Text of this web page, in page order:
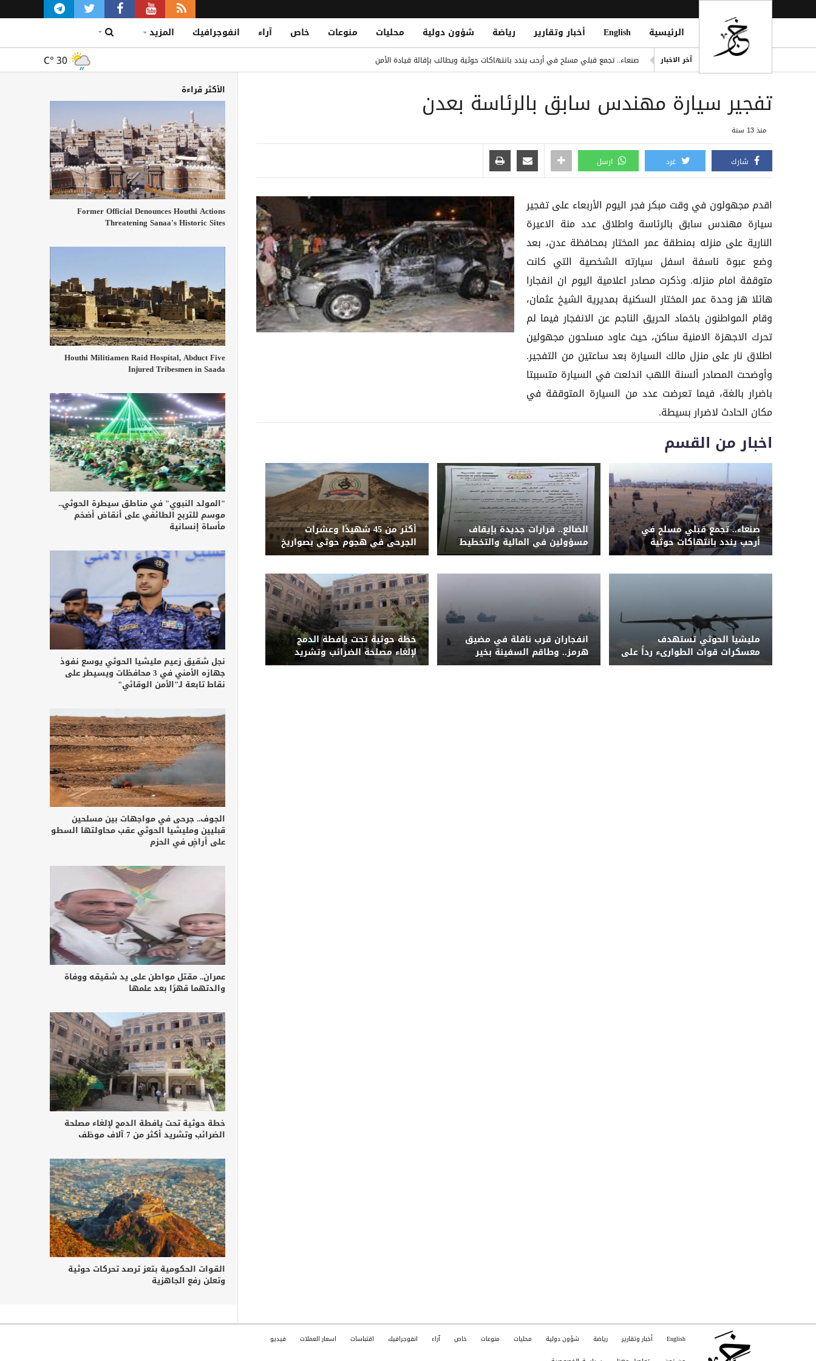
الرئيسية English أخبار وتقارير رياضة شؤون دولية محليات منوعات خاص آراء انفوجرافيك المزيد
آخر الاخبار
صنعاء.. تجمع قبلي مسلح في أرحب يندد بانتهاكات حوثية ويطالب بإقالة قيادة الأمن
الدفاع السعودية تعيّن قائداً للتحالف البحري الدفاعي متعدد الجنسيات
C° 30
تفجير سيارة مهندس سابق بالرئاسة بعدن
منذ 13 سنة
شارك غرد ارسل
اقدم مجهولون في وقت مبكر فجر اليوم الأربعاء على تفجير
سيارة مهندس سابق بالرئاسة واطلاق عدد منة الاعيرة
النارية على منزله بمنطقة عمر المختار بمحافظة عدن، بعد
وضع عبوة ناسفة اسفل سيارته الشخصية التي كانت
متوقفة امام منزله. وذكرت مصادر اعلامية اليوم ان انفجارا
هائلا هز وحدة عمر المختار السكنية بمديرية الشيخ عثمان،
وقام المواطنون باخماد الحريق الناجم عن الانفجار فيما لم
تحرك الاجهزة الامنية ساكن، حيث عاود مسلحون مجهولين
اطلاق نار على منزل مالك السيارة بعد ساعتين من التفجير.
وأوضحت المصادر ألسنة اللهب اندلعت في السيارة متسببتا
باضرار بالغة، فيما تعرضت عدد من السيارة المتوقفة في
مكان الحادث لاضرار بسيطة.
اخبار من القسم
صنعاء.. تجمع قبلي مسلح في
أرحب يندد بانتهاكات حوثية
ويطالب بإقالة قيادة الأمن
الضالع.. قرارات جديدة بإيقاف
مسؤولين في المالية والتخطيط
والخدمة المدنية والشؤون
أكثر من 45 شهيدًا وعشرات
الجرحى في هجوم حوثي بصواريخ
باليستية ومسيّرات على معسكر
مليشيا الحوثي تستهدف
معسكرات قوات الطوارىء رداً على
نجاحات أمنية
انفجاران قرب ناقلة في مضيق
هرمز.. وطاقم السفينة بخير
خطة حوثية تحت يافطة الدمج
لإلغاء مصلحة الضرائب وتشريد
أكثر من 7 آلاف موظف
الأكثر قراءة
Former Official Denounces Houthi Actions
Threatening Sanaa's Historic Sites
Houthi Militiamen Raid Hospital, Abduct Five
Injured Tribesmen in Saada
"المولد النبوي" في مناطق سيطرة الحوثي..
موسم للتربح الطائفي على أنقاض أضخم
مأساة إنسانية
نجل شقيق زعيم مليشيا الحوثي يوسع نفوذ
جهازه الأمني في 3 محافظات ويسيطر على
نقاط تابعة لـ"الأمن الوقائي"
الجوف.. جرحى في مواجهات بين مسلحين
قبليين ومليشيا الحوثي عقب محاولتها السطو
على أراضٍ في الحزم
عمران.. مقتل مواطن على يد شقيقه ووفاة
والدتهما قهرًا بعد علمها
خطة حوثية تحت يافطة الدمج لإلغاء مصلحة
الضرائب وتشريد أكثر من 7 آلاف موظف
القوات الحكومية بتعز ترصد تحركات حوثية
وتعلن رفع الجاهزية
English أخبار وتقارير رياضة شؤون دولية محليات منوعات خاص آراء انفوجرافيك اقتباسات اسعار العملات فيديو